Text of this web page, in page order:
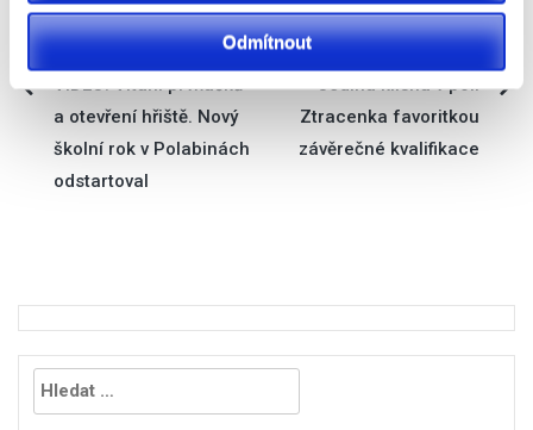
části Prohlášení o souborech cookie.
K personalizaci obsahu a reklam, poskytování funkcí
sociálních médií a analýze naší návštěvnosti využíváme
soubory cookie. Informace o tom, jak náš web používáte,
sdílíme se svými partnery pro sociální média, inzerci a
analýzy. Partneři tyto údaje mohou zkombinovat s
Odmítnout
Navigace
pro
VIDEO: Vítání prvňáčků
a otevření hřiště. Nový
školní rok v Polabinách
odstartoval
Jediná klisna v poli
Ztracenka favoritkou
závěrečné kvalifikace
Vyhledávání